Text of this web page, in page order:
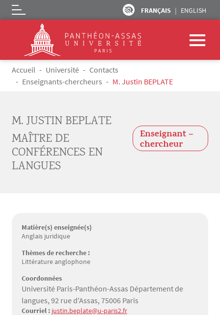
Aller au contenu principal
FRANÇAIS ENGLISH
Logo
Fil d'Ariane
Accueil Université
Contacts
Enseignants-chercheurs
M. Justin BEPLATE
M. JUSTIN BEPLATE
MAÎTRE DE
CONFÉRENCES EN
LANGUES
Enseignant –
chercheur
Matière(s) enseignée(s)
Anglais juridique
Thèmes de recherche :
Littérature anglophone
Coordonnées
Université Paris-Panthéon-Assas Département de
langues, 92 rue d'Assas, 75006 Paris
Courriel : justin.beplate@u-paris2.fr